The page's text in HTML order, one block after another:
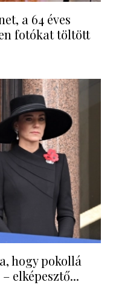
a 64 éves
fotókat töltött
hogy pokollá
elképesztő...